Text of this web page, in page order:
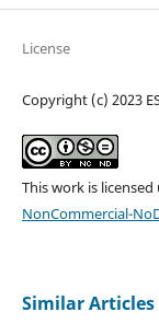
License
Copyright (c) 2023
This work is licensed
NonCommercial-
Similar Articles